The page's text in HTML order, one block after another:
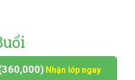
Nhận lớp ngay